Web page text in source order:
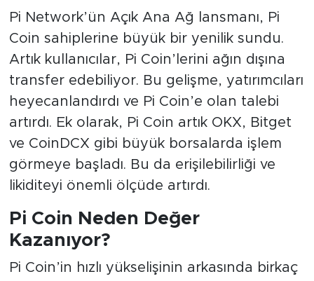
Pi Network’ün Açık Ana Ağ lansmanı, Pi
Coin sahiplerine büyük bir yenilik sundu.
Artık kullanıcılar, Pi Coin’lerini ağın dışına
transfer edebiliyor. Bu gelişme, yatırımcıları
heyecanlandırdı ve Pi Coin’e olan talebi
artırdı. Ek olarak, Pi Coin artık OKX, Bitget
ve CoinDCX gibi büyük borsalarda işlem
görmeye başladı. Bu da erişilebilirliği ve
likiditeyi önemli ölçüde artırdı.
Pi Coin Neden Değer
Kazanıyor?
Pi Coin’in hızlı yükselişinin arkasında birkaç